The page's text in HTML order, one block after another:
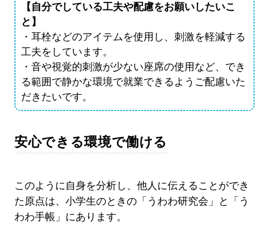
【自分でしている工夫や配慮をお願いしたいこ
と】
・耳栓などのアイテムを使用し、刺激を軽減する
工夫をしています。
・音や視覚的刺激が少ない座席の使用など、でき
る範囲で静かな環境で就業できるようご配慮いた
だきたいです。
安心できる環境で働ける
このように自身を分析し、他人に伝えることができ
た原点は、小学生のときの「うわわ研究会」と「う
わわ手帳」にあります。